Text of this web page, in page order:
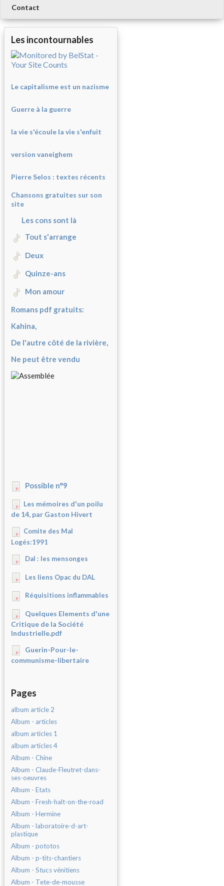
Contact
Les incontournables
Le capitalisme est un nazisme
Guerre à la guerre
la vie s'écoule la vie s'enfuit
version vaneighem
Pierre Selos : textes récents
Chansons gratuites sur son
site
Les cons sont là
Tout s'arrange
Deux
Quinze-ans
Mon amour
Romans pdf gratuits:
Kahina,
De l'autre côté de la rivière,
Ne peut être vendu
Possible n°9
Les mémoires d'un poilu
de 14, par Gaston Hivert
Comite des Mal
Logés:1991
Dal : les mensonges
Les liens Opac du DAL
Réquisitions inflammables
Quelques Elements d'une
Critique de la Société
Industrielle.pdf
Guerin-Pour-le-
communisme-libertaire
Pages
album article 2
Album - articles
album articles 1
album articles 4
Album - Chine
Album - Claude-Fleutret-dans-
ses-oeuvres
Album - Etats
Album - Fresh-halt-on-the-road
Album - Hermine
Album - laboratoire-d-art-
plastique
Album - pototos
Album - p-tits-chantiers
Album - Stucs vénitiens
Album - Tete-de-mousse